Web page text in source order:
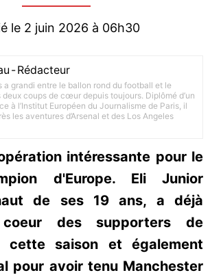
le 2 juin 2026 à 06h30
-Rédacteur
a grandi entre le ballon rond du football et le
coups de cœur depuis toujours. Diplômé d’un
à l’Institut Européen du Journalisme de Paris, il
les aventures d’Arsenal et des Los Angeles
intéressante pour le
d'Europe. Eli Junior
de ses 19 ans, a déjà
des supporters de
cette saison et également
pour avoir tenu Manchester